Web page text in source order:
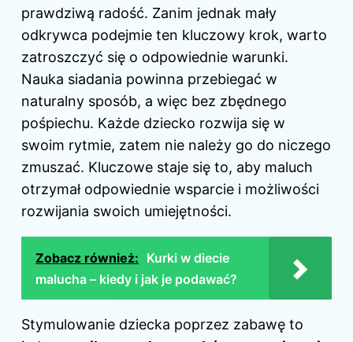
prawdziwą radość. Zanim jednak mały
odkrywca podejmie ten kluczowy krok, warto
zatroszczyć się o odpowiednie warunki.
Nauka siadania powinna przebiegać w
naturalny sposób, a więc bez zbędnego
pośpiechu. Każde dziecko rozwija się w
swoim rytmie, zatem nie należy go do niczego
zmuszać. Kluczowe staje się to, aby maluch
otrzymał odpowiednie wsparcie i możliwości
rozwijania swoich umiejętności.
Zobacz również: Kurki w diecie
malucha – kiedy i jak je podawać?
Stymulowanie dziecka poprzez zabawę to